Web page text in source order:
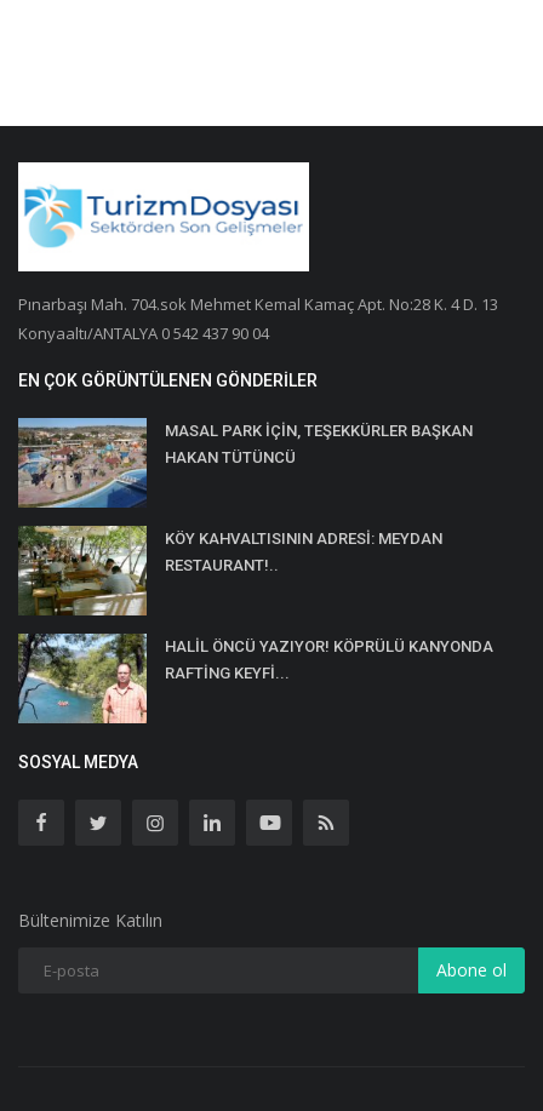
Pınarbaşı Mah. 704.sok Mehmet Kemal Kamaç Apt. No:28 K. 4 D. 13
Konyaaltı/ANTALYA 0 542 437 90 04
EN ÇOK GÖRÜNTÜLENEN GÖNDERILER
MASAL PARK İÇİN, TEŞEKKÜRLER BAŞKAN
HAKAN TÜTÜNCÜ
KÖY KAHVALTISININ ADRESİ: MEYDAN
RESTAURANT!..
HALİL ÖNCÜ YAZIYOR! KÖPRÜLÜ KANYONDA
RAFTİNG KEYFİ...
SOSYAL MEDYA
Bültenimize Katılın
Abone ol